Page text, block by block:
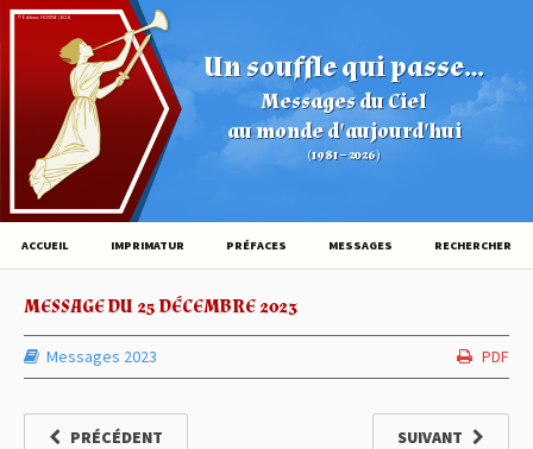
Un souffle qui passe...
Messages du Ciel
au monde d'aujourd'hui
(1981 – 2026)
© Éditions HOVINE (2026)
ACCUEIL IMPRIMATUR PRÉFACES MESSAGES RECHERCHER
MESSAGE DU 25 DÉCEMBRE 2023
Messages 2023 PDF
PRÉCÉDENT SUIVANT